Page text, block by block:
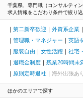
千葉県、専門職（コンサルティ
求人情報をこだわり条件で絞り
第二新卒歓迎 外資系企業
管理職・マネジャー
英語
服装自由
女性活躍 社宅
退職金制度
残業20時間未
原則定時退社
海外出張あり
ほかのエリアで探す